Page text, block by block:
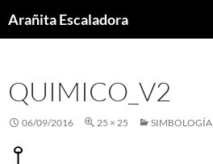
toArañita Escaladora
QUIMICO_V2
06/09/2016 25 × 25 SIMBOLOGÍA